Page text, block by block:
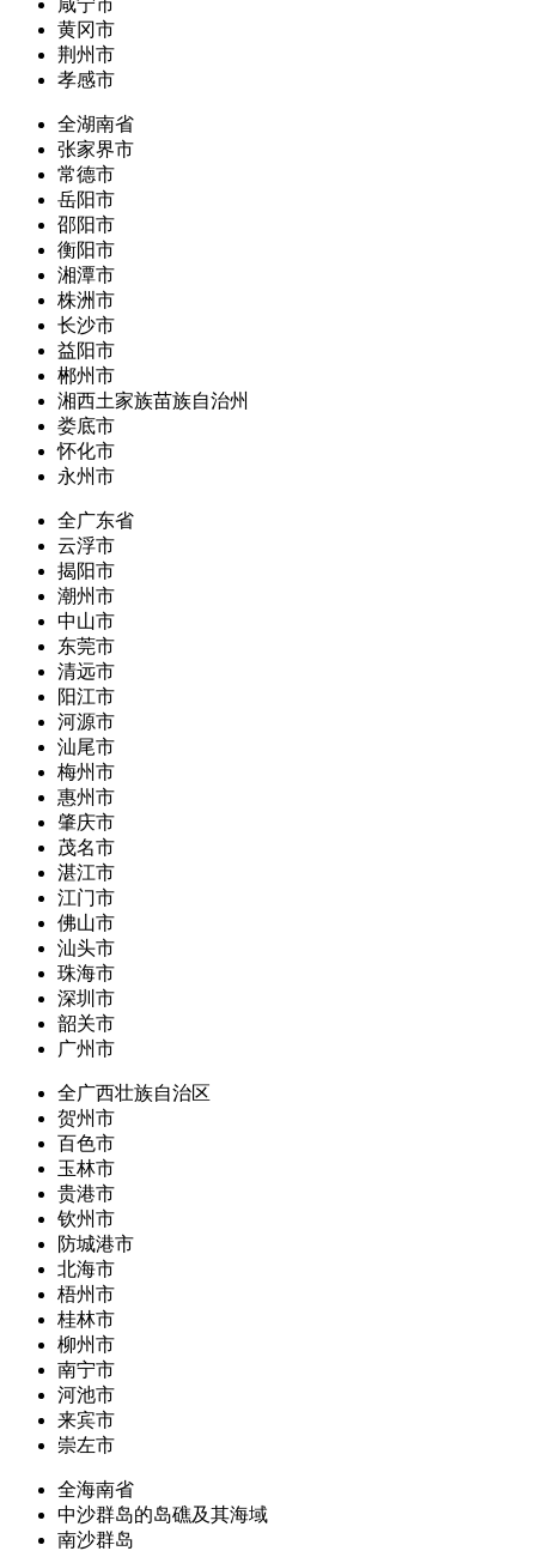
咸宁市
黄冈市
荆州市
孝感市
全湖南省
张家界市
常德市
岳阳市
邵阳市
衡阳市
湘潭市
株洲市
长沙市
益阳市
郴州市
湘西土家族苗族自治州
娄底市
怀化市
永州市
全广东省
云浮市
揭阳市
潮州市
中山市
东莞市
清远市
阳江市
河源市
汕尾市
梅州市
惠州市
肇庆市
茂名市
湛江市
江门市
佛山市
汕头市
珠海市
深圳市
韶关市
广州市
全广西壮族自治区
贺州市
百色市
玉林市
贵港市
钦州市
防城港市
北海市
梧州市
桂林市
柳州市
南宁市
河池市
来宾市
崇左市
全海南省
中沙群岛的岛礁及其海域
南沙群岛